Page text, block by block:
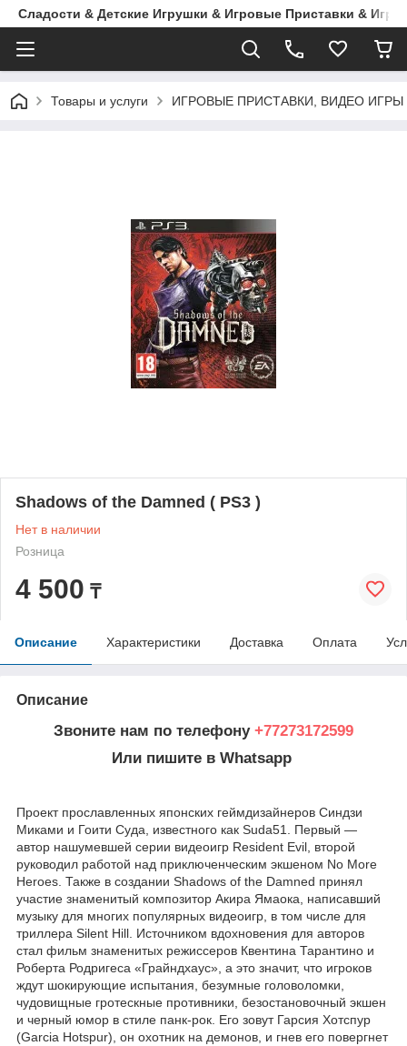
Сладости & Детские Игрушки & Игровые Приставки & Игры
Товары и услуги ИГРОВЫЕ ПРИСТАВКИ, ВИДЕО
Shadows of the Damned ( PS3 )
Нет в наличии
Розница
4 500 ₸
Описание Характеристики Доставка Оплата
Описание
Звоните нам по телефону +77273172599
Или пишите в Whatsapp
Проект прославленных японских геймдизайнеров Синдзи
Миками и Гоити Суда, известного как Suda51. Первый —
автор нашумевшей серии видеоигр Resident Evil, второй
руководил работой над приключенческим экшеном No More
Heroes. Также в создании Shadows of the Damned принял
участие знаменитый композитор Акира Ямаока, написавший
музыку для многих популярных видеоигр, в том числе для
триллера Silent Hill. Источником вдохновения для авторов
стал фильм знаменитых режиссеров Квентина Тарантино и
Роберта Родригеса «Грайндхаус», а это значит, что игроков
ждут шокирующие испытания, безумные головоломки,
чудовищные гротескные противники, безостановочный экшен
и черный юмор в стиле панк-рок. Его зовут Гарсия Хотспур
(Garcia Hotspur), он охотник на демонов, и гнев его повергнет